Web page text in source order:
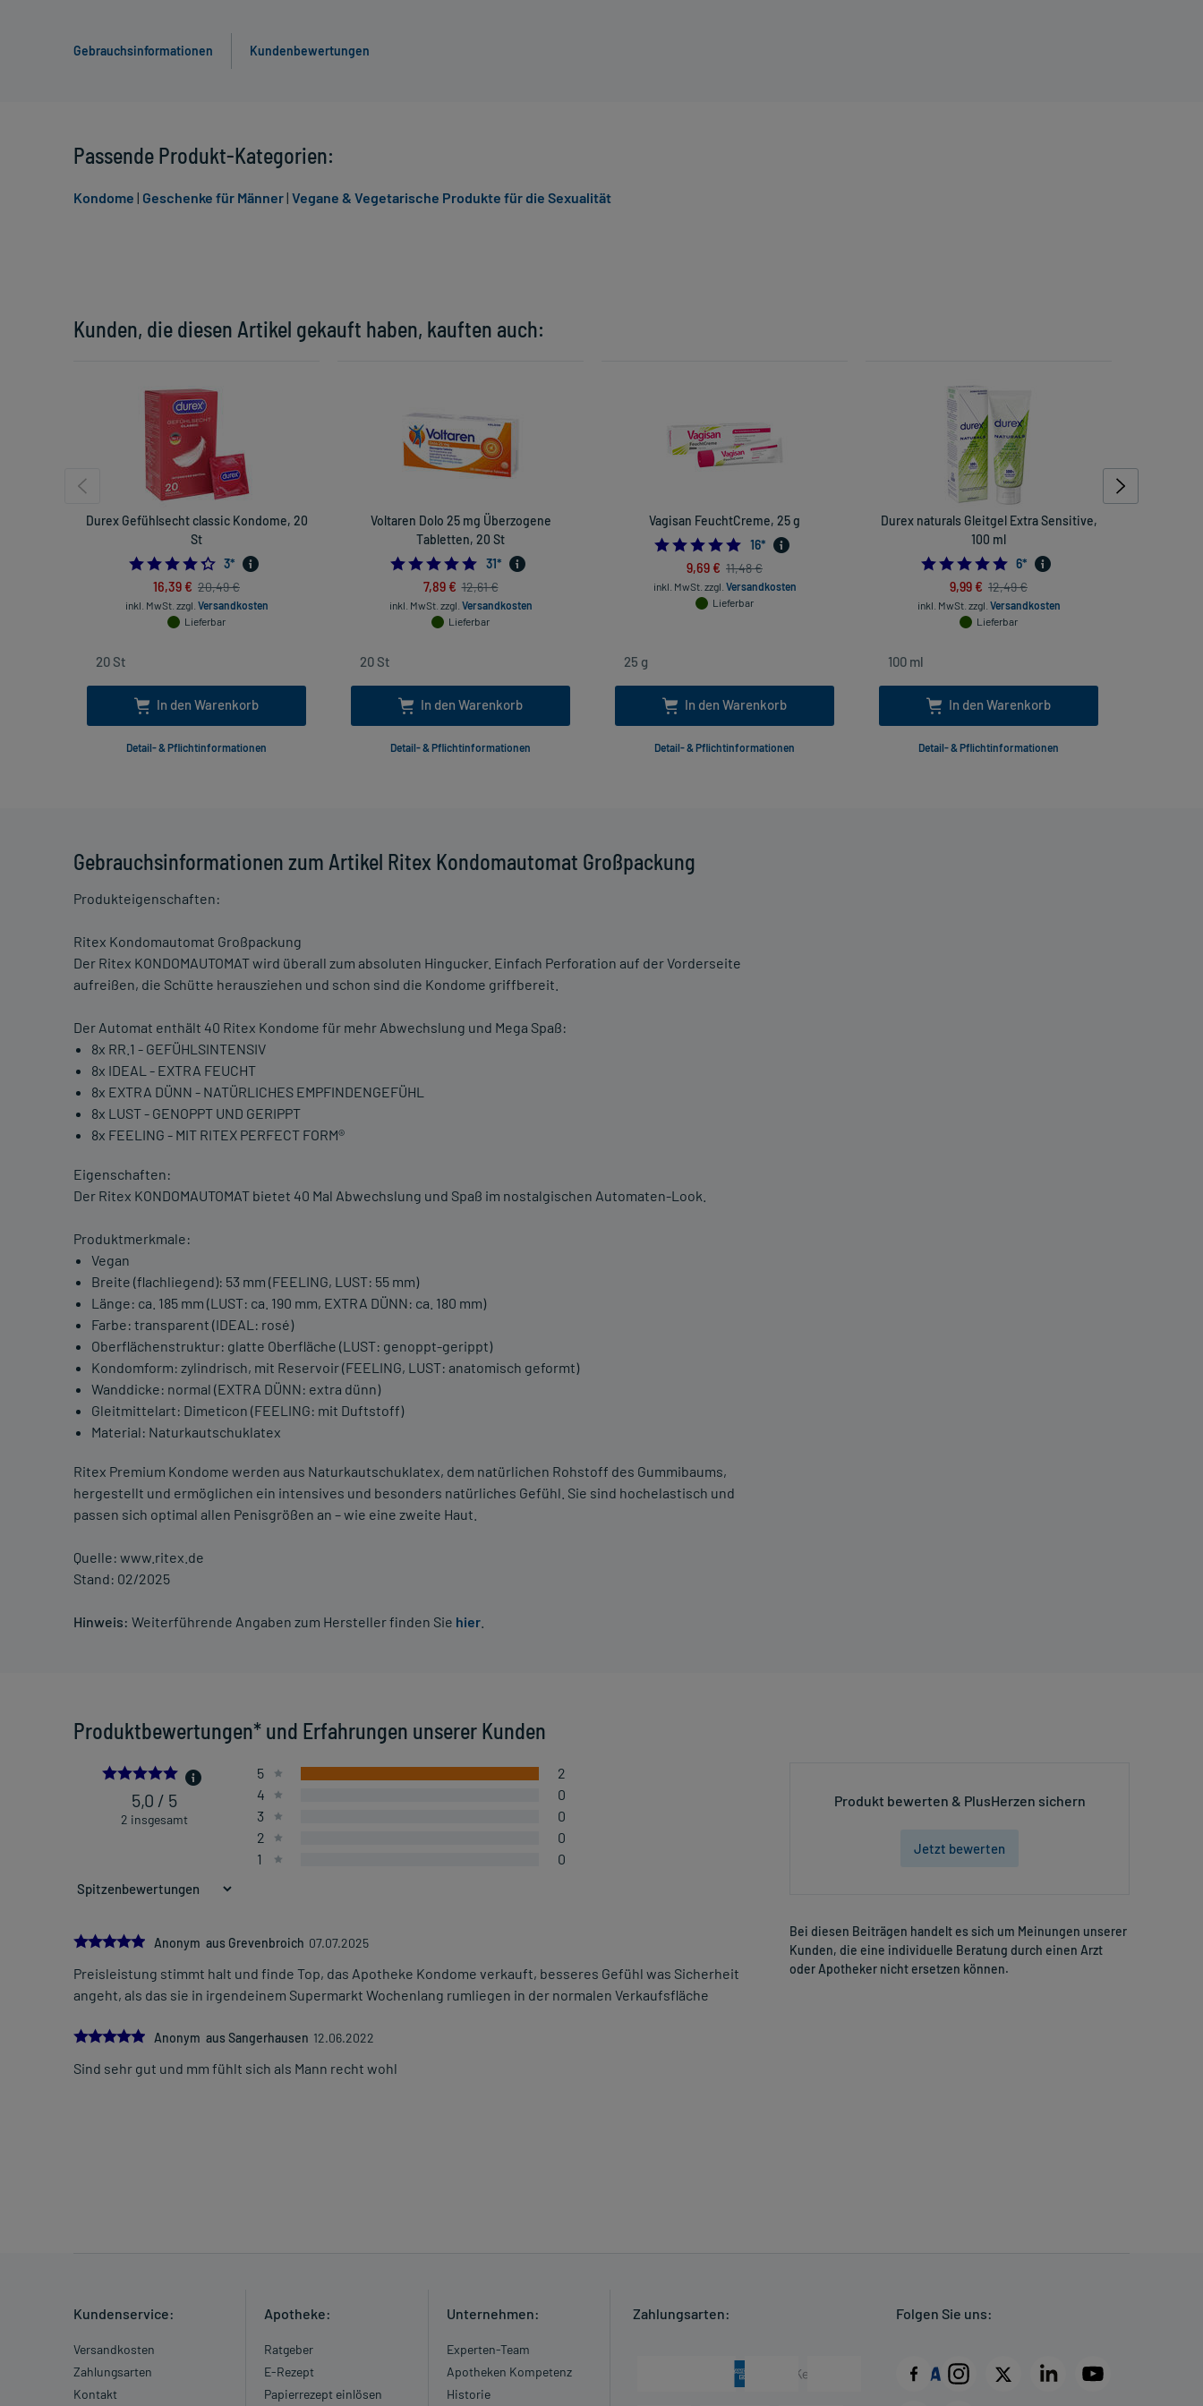
Gebrauchsinformationen Kundenbewertungen
Gebrauchsinformationen zum Artikel Ritex Kondomautomat Großpackung
Produkteigenschaften:
Ritex Kondomautomat Großpackung
Der Ritex KONDOMAUTOMAT wird überall zum absoluten Hingucker. Einfach Perforation auf der Vorderseite
aufreißen, die Schütte herausziehen und schon sind die Kondome griffbereit.
Der Automat enthält 40 Ritex Kondome für mehr Abwechslung und Mega Spaß:
8x RR.1 - GEFÜHLSINTENSIV
8x IDEAL - EXTRA FEUCHT
8x EXTRA DÜNN - NATÜRLICHES EMPFINDENGEFÜHL
8x LUST - GENOPPT UND GERIPPT
8x FEELING - MIT RITEX PERFECT FORM®
Eigenschaften:
Der Ritex KONDOMAUTOMAT bietet 40 Mal Abwechslung und Spaß im nostalgischen Automaten-Look.
Produktmerkmale:
Vegan
Breite (flachliegend): 53 mm (FEELING, LUST: 55 mm)
Länge: ca. 185 mm (LUST: ca. 190 mm, EXTRA DÜNN: ca. 180 mm)
Farbe: transparent (IDEAL: rosé)
Oberflächenstruktur: glatte Oberfläche (LUST: genoppt-gerippt)
Kondomform: zylindrisch, mit Reservoir (FEELING, LUST: anatomisch geformt)
Wanddicke: normal (EXTRA DÜNN: extra dünn)
Gleitmittelart: Dimeticon (FEELING: mit Duftstoff)
Material: Naturkautschuklatex
Ritex Premium Kondome werden aus Naturkautschuklatex, dem natürlichen Rohstoff des Gummibaums,
hergestellt und ermöglichen ein intensives und besonders natürliches Gefühl. Sie sind hochelastisch und
passen sich optimal allen Penisgrößen an – wie eine zweite Haut.
Quelle: www.ritex.de
Stand: 02/2025
Hinweis: Weiterführende Angaben zum Hersteller finden Sie hier
Produktbewertungen* und Erfahrungen unserer Kunden
5.0
5,0 / 5
2 insgesamt
5
2
4
0
3
0
2
0
1
0
5.0
Anonym aus Grevenbroich 07.07.2025
Preisleistung stimmt halt und finde Top, das Apotheke Kondome verkauft, besseres Gefühl was Sicherheit
angeht, als das sie in irgendeinem Supermarkt Wochenlang rumliegen in der normalen Verkaufsfläche
5.0
Anonym aus Sangerhausen 12.06.2022
Sind sehr gut und mm fühlt sich als Mann recht wohl
Produkt bewerten & PlusHerzen sichern
Jetzt bewerten
Bei diesen Beiträgen handelt es sich um Meinungen unserer
Kunden, die eine individuelle Beratung durch einen Arzt
oder Apotheker nicht ersetzen können.
Kunden, die diesen Artikel gekauft haben, kauften auch:
Durex Gefühlsecht classic Kondome, 20
St
4.333333333333333
3*
16,39 € 20,49 €
inkl. MwSt. zzgl. Versandkosten
Lieferbar
In den Warenkorb
Detail- & Pflichtinformationen
Voltaren Dolo 25 mg Überzogene
Tabletten, 20 St
4.67741935483871
31*
7,89 € 12,61 €
inkl. MwSt. zzgl. Versandkosten
Lieferbar
In den Warenkorb
Detail- & Pflichtinformationen
Vagisan FeuchtCreme, 25 g
4.75
16*
9,69 € 11,48 €
inkl. MwSt. zzgl. Versandkosten
Lieferbar
In den Warenkorb
Detail- & Pflichtinformationen
Durex naturals Gleitgel Extra Sensitive,
100 ml
5.0
6*
9,99 € 12,49 €
inkl. MwSt. zzgl. Versandkosten
Lieferbar
In den Warenkorb
Detail- & Pflichtinformationen
Passende Produkt-Kategorien:
Kondome | Geschenke für Männer| Vegane & Vegetarische Produkte für die Sexualität
Kundenservice:
Versandkosten
Zahlungsarten
Kontakt
Apotheke:
Ratgeber
E-Rezept
Papierrezept einlösen
Unternehmen:
Experten-Team
Apotheken Kompetenz
Historie
Zahlungsarten: Folgen Sie uns: